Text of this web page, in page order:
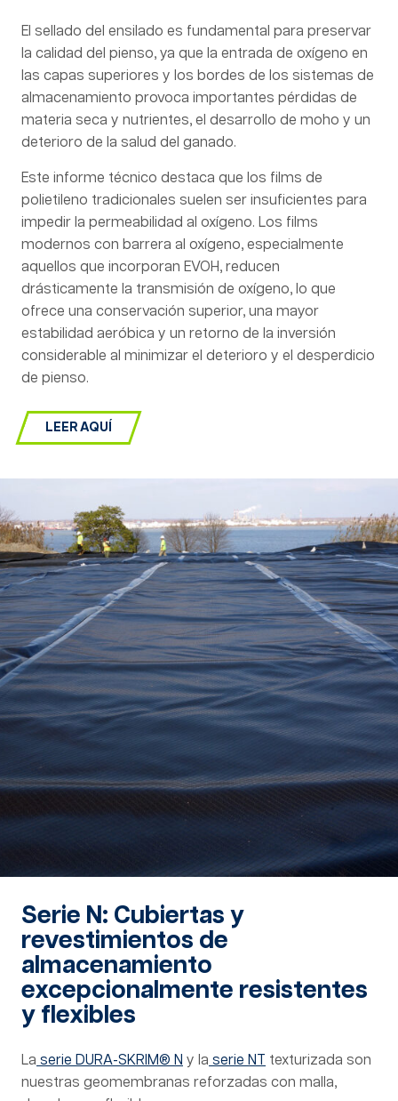
El sellado del ensilado es fundamental para preservar
la calidad del pienso, ya que la entrada de oxígeno en
las capas superiores y los bordes de los sistemas de
almacenamiento provoca importantes pérdidas de
materia seca y nutrientes, el desarrollo de moho y un
deterioro de la salud del ganado.
Este informe técnico destaca que los films de
polietileno tradicionales suelen ser insuficientes para
impedir la permeabilidad al oxígeno. Los films
modernos con barrera al oxígeno, especialmente
aquellos que incorporan EVOH, reducen
drásticamente la transmisión de oxígeno, lo que
ofrece una conservación superior, una mayor
estabilidad aeróbica y un retorno de la inversión
considerable al minimizar el deterioro y el desperdicio
de pienso.
LEER AQUÍ
Serie N: Cubiertas y
revestimientos de
almacenamiento
excepcionalmente resistentes
y flexibles
La serie DURA-SKRIM® N y la serie NT texturizada son
nuestras geomembranas reforzadas con malla,